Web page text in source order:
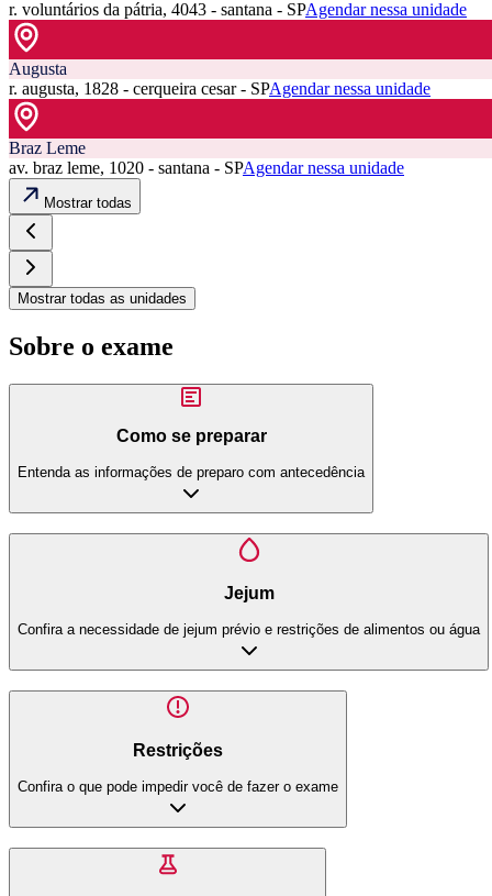
r. voluntários da pátria, 4043 - santana - SPAgendar nessa unidade
Augusta
r. augusta, 1828 - cerqueira cesar - SPAgendar nessa unidade
Braz Leme
av. braz leme, 1020 - santana - SPAgendar nessa unidade
Mostrar todas
Mostrar todas as unidades
Sobre o exame
Como se preparar
Entenda as informações de preparo com antecedência
Jejum
Confira a necessidade de jejum prévio e restrições de alimentos ou água
Restrições
Confira o que pode impedir você de fazer o exame